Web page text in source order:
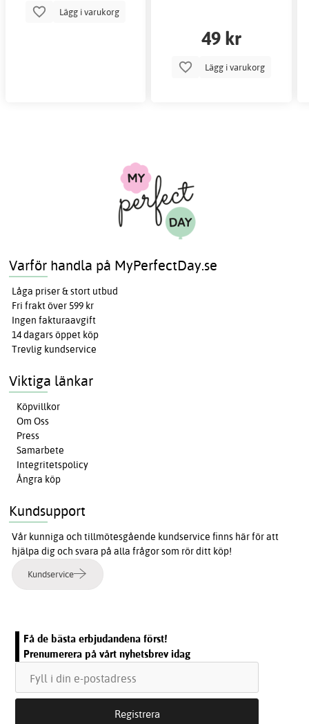
Lägg i varukorg
49 kr
Lägg i varukorg
Varför handla på MyPerfectDay.se
Låga priser & stort utbud
Fri frakt över 599 kr
Ingen fakturaavgift
14 dagars öppet köp
Trevlig kundservice
Viktiga länkar
Köpvillkor
Om Oss
Press
Samarbete
Integritetspolicy
Ångra köp
Kundsupport
Vår kunniga och tillmötesgående kundservice finns här för att
hjälpa dig och svara på alla frågor som rör ditt köp!
Kundservice
Få de bästa erbjudandena först!
Prenumerera på vårt nyhetsbrev idag